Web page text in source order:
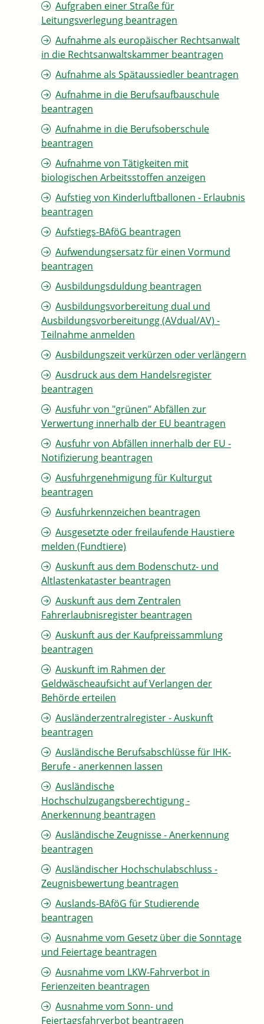
Aufgraben einer Straße für
Leitungsverlegung beantragen
Aufnahme als europäischer Rechtsanwalt
in die Rechtsanwaltskammer beantragen
Aufnahme als Spätaussiedler beantragen
Aufnahme in die Berufsaufbauschule
beantragen
Aufnahme in die Berufsoberschule
beantragen
Aufnahme von Tätigkeiten mit
biologischen Arbeitsstoffen anzeigen
Aufstieg von Kinderluftballonen - Erlaubnis
beantragen
Aufstiegs-BAföG beantragen
Aufwendungsersatz für einen Vormund
beantragen
Ausbildungsduldung beantragen
Ausbildungsvorbereitung dual und
Ausbildungsvorbereitungg (AVdual/AV) -
Teilnahme anmelden
Ausbildungszeit verkürzen oder verlängern
Ausdruck aus dem Handelsregister
beantragen
Ausfuhr von "grünen" Abfällen zur
Verwertung innerhalb der EU beantragen
Ausfuhr von Abfällen innerhalb der EU -
Notifizierung beantragen
Ausfuhrgenehmigung für Kulturgut
beantragen
Ausfuhrkennzeichen beantragen
Ausgesetzte oder freilaufende Haustiere
melden (Fundtiere)
Auskunft aus dem Bodenschutz- und
Altlastenkataster beantragen
Auskunft aus dem Zentralen
Fahrerlaubnisregister beantragen
Auskunft aus der Kaufpreissammlung
beantragen
Auskunft im Rahmen der
Geldwäscheaufsicht auf Verlangen der
Behörde erteilen
Ausländerzentralregister - Auskunft
beantragen
Ausländische Berufsabschlüsse für IHK-
Berufe - anerkennen lassen
Ausländische
Hochschulzugangsberechtigung -
Anerkennung beantragen
Ausländische Zeugnisse - Anerkennung
beantragen
Ausländischer Hochschulabschluss -
Zeugnisbewertung beantragen
Auslands-BAföG für Studierende
beantragen
Ausnahme vom Gesetz über die Sonntage
und Feiertage beantragen
Ausnahme vom LKW-Fahrverbot in
Ferienzeiten beantragen
Ausnahme vom Sonn- und
Feiertagsfahrverbot beantragen